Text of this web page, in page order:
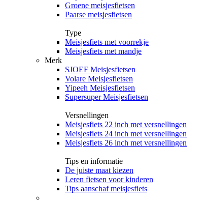
Groene meisjesfietsen
Paarse meisjesfietsen
Type
Meisjesfiets met voorrekje
Meisjesfiets met mandje
Merk
SJOEF Meisjesfietsen
Volare Meisjesfietsen
Yipeeh Meisjesfietsen
Supersuper Meisjesfietsen
Versnellingen
Meisjesfiets 22 inch met versnellingen
Meisjesfiets 24 inch met versnellingen
Meisjesfiets 26 inch met versnellingen
Tips en informatie
De juiste maat kiezen
Leren fietsen voor kinderen
Tips aanschaf meisjesfiets